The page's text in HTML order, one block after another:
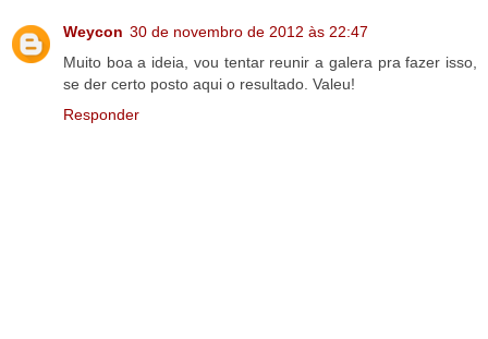
Weycon 30 de novembro de 2012 às 22:47
Muito boa a ideia, vou tentar reunir a galera pra fazer isso,
se der certo posto aqui o resultado. Valeu!
Responder